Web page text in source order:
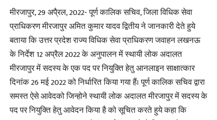
मीरजापुर, 29 अपै्रल, 2022- पूर्ण कालिक सचिव, जिला विधिक सेवा
प्राधिकरण मीरजापुर अमित कुमार यादव द्वितीय ने जानकारी देते हुये
बताया कि उत्तर प्रदेश राज्य विधिक सेवा प्राधिकरण जवाहन लखनऊ
के निर्देश 12 अप्रैल 2022 के अनुपालन में स्थायी लोक अदालत
मीरजापुर में सदस्य के एक पद पर नियुक्ति हेतु आनलाइन साक्षात्कार
दिनांक 26 मई 2022 को निर्धारित किया गया हैं। पूर्ण कालिक सचिव द्वारा
समस्त ऐसे आवेदको जिन्होने स्थायी लोक अदालत मीरजापुर में सदस्य के
पद पर नियुक्ति हेतु आवेदन किया है को सूचित करते हुये कहा कि